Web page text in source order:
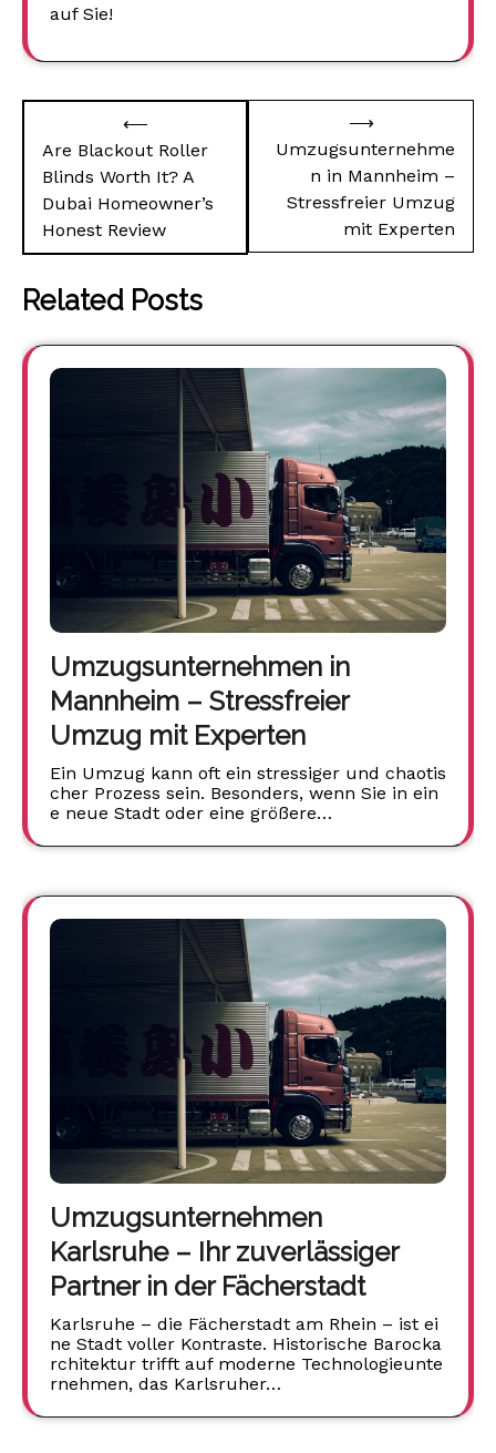
auf Sie!
Beitragsnavigation
⟵
Are Blackout Roller
Blinds Worth It? A
Dubai Homeowner’s
Honest Review
Umzugsunternehme
n in Mannheim –
Stressfreier Umzug
mit Experten
⟶
Related Posts
Umzugsunternehmen in
Mannheim – Stressfreier
Umzug mit Experten
Ein Umzug kann oft ein stressiger und chaotis
cher Prozess sein. Besonders, wenn Sie in ein
e neue Stadt oder eine größere…
Umzugsunternehmen
Karlsruhe – Ihr zuverlässiger
Partner in der Fächerstadt
Karlsruhe – die Fächerstadt am Rhein – ist ei
ne Stadt voller Kontraste. Historische Barocka
rchitektur trifft auf moderne Technologieunte
rnehmen, das Karlsruher…